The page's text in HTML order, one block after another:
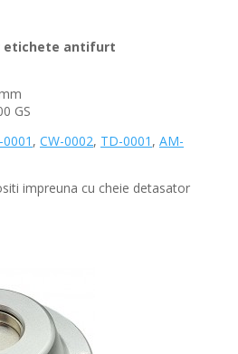
etichete antifurt
GS
0001 , CW-0002, TD-0001 , AM-
impreuna cu cheie detasator